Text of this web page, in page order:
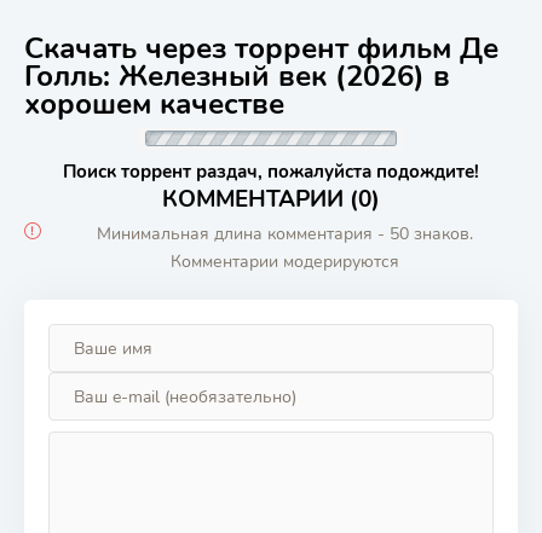
Скачать через торрент фильм Де
Голль: Железный век (2026) в
хорошем качестве
Поиск торрент раздач, пожалуйста подождите!
КОММЕНТАРИИ (0)
Минимальная длина комментария - 50 знаков.
Комментарии модерируются